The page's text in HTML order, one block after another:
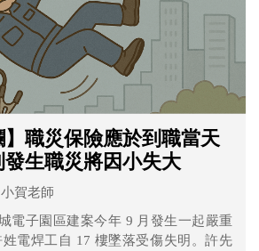
】職災保險應於到職當天
生職災將因小失大
小賀老師
電子園區建案今年 9 月發生一起嚴重
電焊工自 17 樓墜落受傷失明。許先